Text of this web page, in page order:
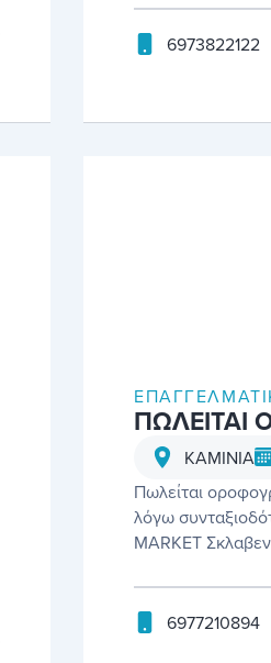
6973822122
ΠΩΛΕΙΤΑΙ
ΚΑΜΙΝΙΑ
Πωλείται
λόγω
MARKET
6977210894